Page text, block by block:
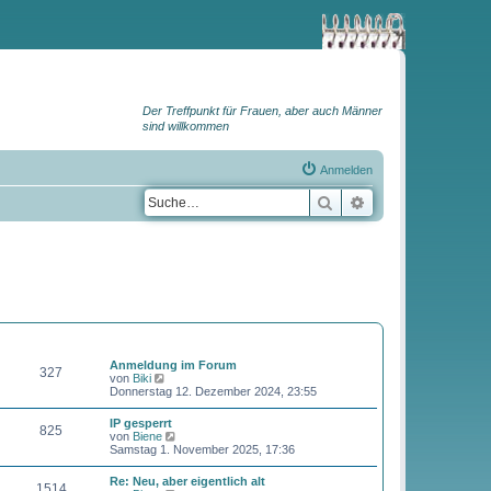
Der Treffpunkt für Frauen, aber auch Männer
sind willkommen
Anmelden
Suche
327
Anmeldung im Forum
von Biki
e
s
t
e
r
B
Donnerstag 12. Dezember 2024, 23:55
825
IP gesperrt
von Biene
e
s
Samstag 1. November 2025, 17:36
Re: Neu, aber eigentlich alt